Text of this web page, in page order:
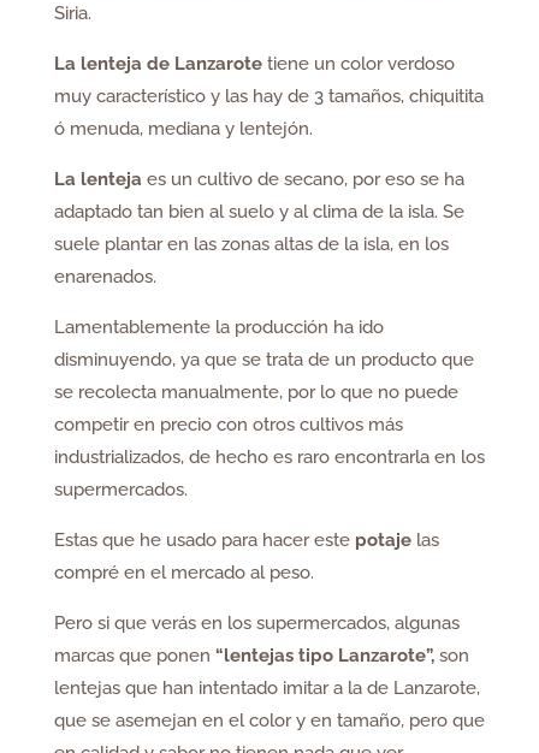
Siria.
La lenteja de Lanzarotetiene un color verdoso
muy característico y las hay de 3 tamaños, chiquitita
ó menuda, mediana y lentejón.
La lenteja es un cultivo de secano, por eso se ha
adaptado tan bien al suelo y al clima de la isla. Se
suele plantar en las zonas altas de la isla, en los
enarenados.
Lamentablemente la producción ha ido
disminuyendo, ya que se trata de un producto que
se recolecta manualmente, por lo que no puede
competir en precio con otros cultivos más
industrializados, de hecho es raro encontrarla en los
supermercados.
Estas que he usado para hacer este potajelas
compré en el mercado al peso.
Pero si que verás en los supermercados, algunas
marcas que ponen “lentejas tipo Lanzarote”,son
lentejas que han intentado imitar a la de Lanzarote,
que se asemejan en el color y en tamaño, pero que